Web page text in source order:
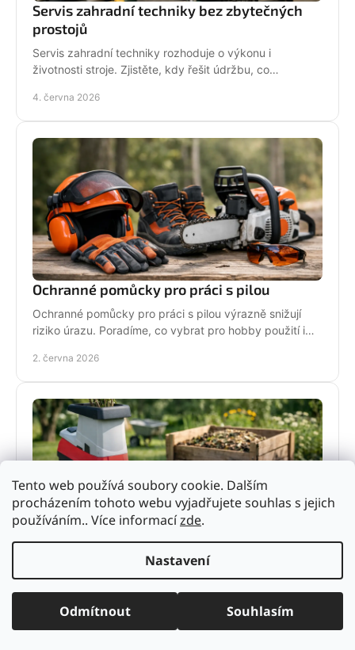
Tento web používá soubory cookie. Dalším
procházením tohoto webu vyjadřujete souhlas s jejich
používáním.. Více informacízde.
Nastavení
Odmítnout Souhlasím
Servis zahradní techniky bez zbytečných
prostojů
Servis zahradní techniky rozhoduje o výkonu i
životnosti stroje. Zjistěte, kdy řešit údržbu, co
4. června 2026
Ochranné pomůcky pro práci s pilou
Ochranné pomůcky pro práci s pilou výrazně snižují
riziko úrazu. Poradíme, co vybrat pro hobby použití i
2. června 2026
kompostu. Poradíme, jak vybrat výkon, typ nožů a stroj
pro běžné i náročné použití.
1. června 2026